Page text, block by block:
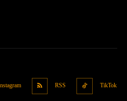
RSS TikTok